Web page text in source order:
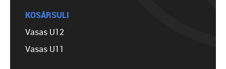
KOSÁRSULI
Vasas U12
Vasas U11